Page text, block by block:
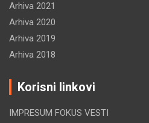
Arhiva 2021
Arhiva 2020
Arhiva 2019
Arhiva 2018
Korisni linkovi
IMPRESUM FOKUS VESTI